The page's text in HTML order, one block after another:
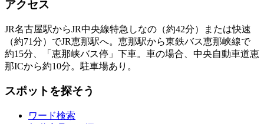
アクセス
JR名古屋駅からJR中央線特急しなの（約42分）または快速
（約71分）でJR恵那駅へ。恵那駅から東鉄バス恵那峡線で
約15分、「恵那峡バス停」下車。車の場合、中央自動車道恵
那ICから約10分。駐車場あり。
スポットを探そう
ワード検索